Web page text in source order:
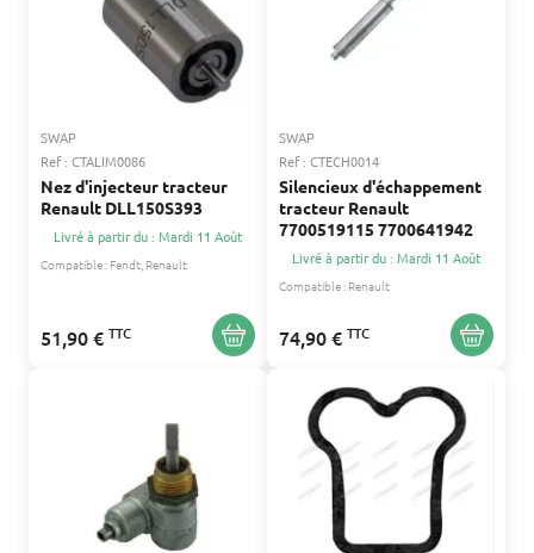
SWAP
Ref : CTALIM0086
Nez d'injecteur tracteur
Renault DLL150S393
Livré à partir du : Mardi 11 Août
Compatible : Fendt Renault
51,90 € TTC
SWAP
Ref : CTECH0014
Silencieux d'échappement
tracteur Renault
7700519115 7700641942
Livré à partir du : Mardi 11 Août
Compatible : Renault
74,90 € TTC